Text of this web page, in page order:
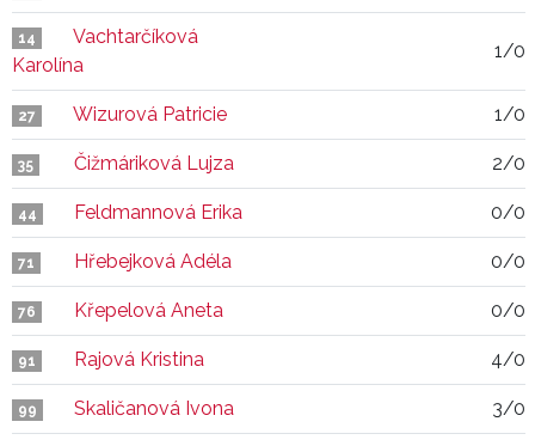
14
Vachtarčíková
Karolína
1/0
27 Wizurová Patricie 1/0
35 Čižmáriková Lujza 2/0
44 Feldmannová Erika 0/0
71 Hřebejková Adéla 0/0
76 Křepelová Aneta 0/0
91 Rajová Kristina 4/0
99 Skaličanová Ivona 3/0